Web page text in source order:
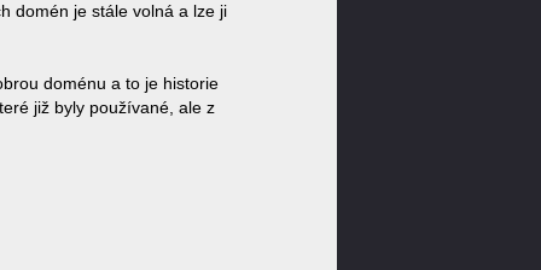
domén je stále volná a lze ji
doménu a to je historie
již byly používané, ale z